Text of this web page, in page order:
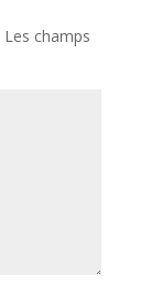
Les champs